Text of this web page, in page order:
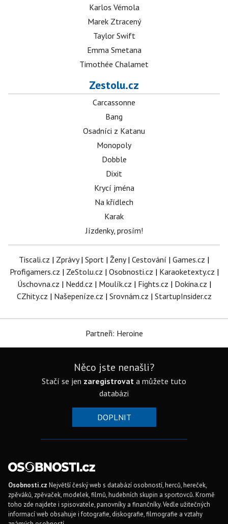
Karlos Vémola
Marek Ztracený
Taylor Swift
Emma Smetana
Timothée Chalamet
Zestolu.cz
Carcassonne
Bang
Osadníci z Katanu
Monopoly
Dobble
Dixit
Krycí jména
Na křídlech
Karak
Jízdenky, prosím!
Tiscali.cz | Zprávy| Sport | Ženy| Cestování | Games.cz |
Profigamers.cz | ZeStolu.cz | Osobnosti.cz | Karaoketexty.cz |
Úschovna.cz | Nedd.cz | Moulík.cz | Fights.cz | Dokina.cz |
CZhity.cz | Našepeníze.cz | Srovnám.cz | StartupInsider.cz
Partneři: Heroine
Něco jste nenašli?
Stačí se jen zaregistrovat a můžete tuto
databázi
DOPLNIT
Osobnosti.cz Největší český web s databází osobností, herců, hereček,
zpěváků, zpěvaček, modelek, filmů, hudebních skupin a sportovců. Kromě
toho zde najdete i spisovatele, panovníky a finančníky. Vedle užitečných
informací web obsahuje i fotografie, diskografie, filmografie a vztahy